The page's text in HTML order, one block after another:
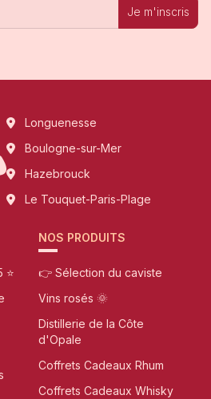
Je m'inscris
Longuenesse
Boulogne-sur-Mer
Hazebrouck
Le Touquet-Paris-Plage
⭐
NOS PRODUITS
👉 Sélection du caviste
Vins rosés 🌞
Distillerie de la Côte
d'Opale
Coffrets Cadeaux Rhum
Coffrets Cadeaux Whisky